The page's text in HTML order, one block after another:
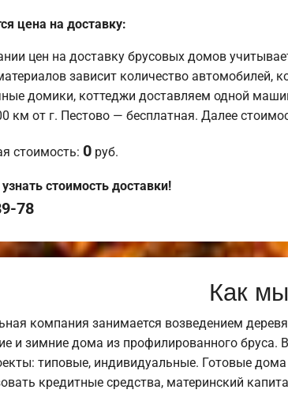
цена на доставку:
цен на доставку брусовых домов
зависит количество автомобилей,
домики, коттеджи доставляем одной
км от г. Пестово — бесплатная. Далее
стоимость: 0 руб.
стоимость доставки!
78
Как
компания занимается возведением
и зимние дома из профилированного бруса.
типовые, индивидуальные. Готовые
кредитные средства, материнский